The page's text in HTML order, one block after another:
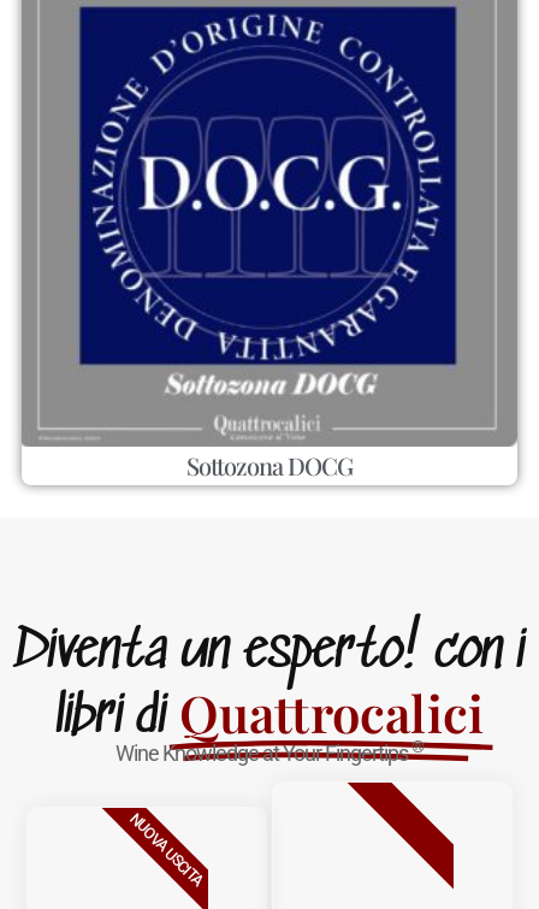
Sottozona DOCG
Diventa un esperto! con i
libri di Quattrocalici
Wine Knowledge at Your Fingertips®
NUOVA USCITA BESTSELLER